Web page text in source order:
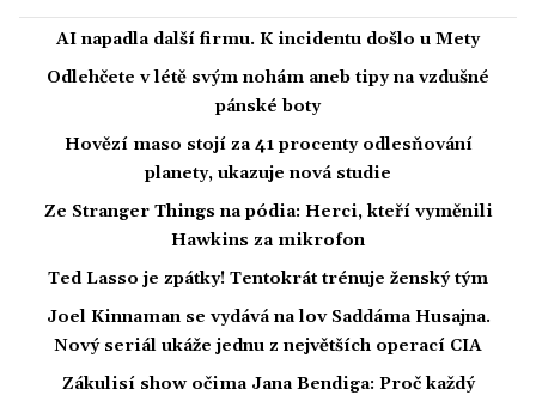
AI napadla další firmu. K incidentu došlo u Mety
Odlehčete v létě svým nohám aneb tipy na vzdušné
pánské boty
Hovězí maso stojí za 41 procenty odlesňování
planety, ukazuje nová studie
Ze Stranger Things na pódia: Herci, kteří vyměnili
Hawkins za mikrofon
Ted Lasso je zpátky! Tentokrát trénuje ženský tým
Joel Kinnaman se vydává na lov Saddáma Husajna.
Nový seriál ukáže jednu z největších operací CIA
Zákulisí show očima Jana Bendiga: Proč každý